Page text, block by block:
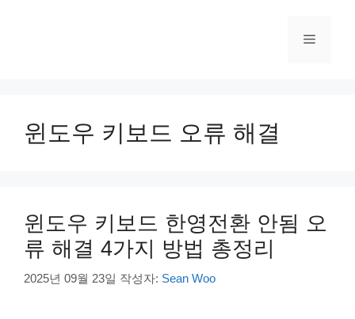
메
윈도우 키보드 오류 해결
윈도우 키보드 한영전환 안됨 오
류 해결 4가지 방법 총정리
2025년 09월 23일 작성자: Sean Woo